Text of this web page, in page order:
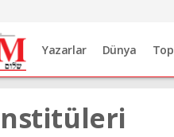
Yazarlar Dünya